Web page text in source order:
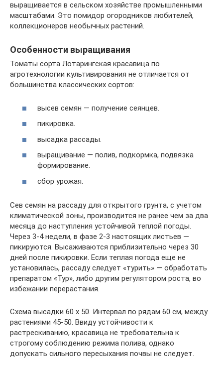
выращивается в сельском хозяйстве промышленными
масштабами. Это помидор огородников любителей,
коллекционеров необычных растений.
Особенности выращивания
Томаты сорта Лотарингская красавица по
агротехнологии культивирования не отличается от
большинства классических сортов:
высев семян — получение сеянцев.
пикировка.
высадка рассады.
выращивание — полив, подкормка, подвязка
формирование.
сбор урожая.
Сев семян на рассаду для открытого грунта, с учетом
климатической зоны, производится не ранее чем за два
месяца до наступления устойчивой теплой погоды.
Через 3-4 недели, в фазе 2-3 настоящих листьев —
пикируются. Высаживаются приблизительно через 30
дней после пикировки. Если теплая погода еще не
установилась, рассаду следует «турить» — обработать
препаратом «Тур», либо другим регулятором роста, во
избежании перерастания.
Схема высадки 60 х 50. Интервал по рядам 60 см, между
растениями 45-50. Ввиду устойчивости к
растрескиванию, красавица не требовательна к
строгому соблюдению режима полива, однако
допускать сильного пересыхания почвы не следует.